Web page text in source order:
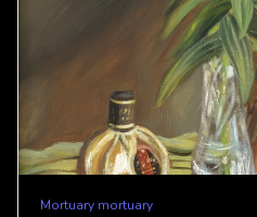
Mortuary mortuary